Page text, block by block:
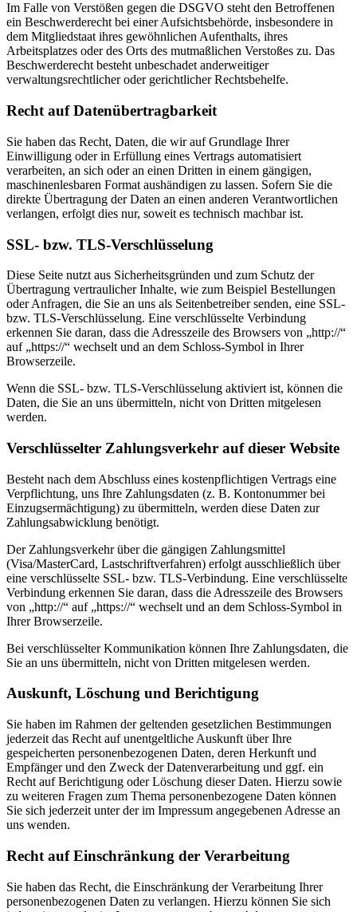
Im Falle von Verstößen gegen die DSGVO steht den Betroffenen
ein Beschwerderecht bei einer Aufsichtsbehörde, insbesondere in
dem Mitgliedstaat ihres gewöhnlichen Aufenthalts, ihres
Arbeitsplatzes oder des Orts des mutmaßlichen Verstoßes zu. Das
Beschwerderecht besteht unbeschadet anderweitiger
verwaltungsrechtlicher oder gerichtlicher Rechtsbehelfe.
Recht auf Datenübertragbarkeit
Sie haben das Recht, Daten, die wir auf Grundlage Ihrer
Einwilligung oder in Erfüllung eines Vertrags automatisiert
verarbeiten, an sich oder an einen Dritten in einem gängigen,
maschinenlesbaren Format aushändigen zu lassen. Sofern Sie die
direkte Übertragung der Daten an einen anderen Verantwortlichen
verlangen, erfolgt dies nur, soweit es technisch machbar ist.
SSL- bzw. TLS-Verschlüsselung
Diese Seite nutzt aus Sicherheitsgründen und zum Schutz der
Übertragung vertraulicher Inhalte, wie zum Beispiel Bestellungen
oder Anfragen, die Sie an uns als Seitenbetreiber senden, eine SSL-
bzw. TLS-Verschlüsselung. Eine verschlüsselte Verbindung
erkennen Sie daran, dass die Adresszeile des Browsers von „http://“
auf „https://“ wechselt und an dem Schloss-Symbol in Ihrer
Browserzeile.
Wenn die SSL- bzw. TLS-Verschlüsselung aktiviert ist, können die
Daten, die Sie an uns übermitteln, nicht von Dritten mitgelesen
werden.
Verschlüsselter Zahlungsverkehr auf dieser Website
Besteht nach dem Abschluss eines kostenpflichtigen Vertrags eine
Verpflichtung, uns Ihre Zahlungsdaten (z. B. Kontonummer bei
Einzugsermächtigung) zu übermitteln, werden diese Daten zur
Zahlungsabwicklung benötigt.
Der Zahlungsverkehr über die gängigen Zahlungsmittel
(Visa/MasterCard, Lastschriftverfahren) erfolgt ausschließlich über
eine verschlüsselte SSL- bzw. TLS-Verbindung. Eine verschlüsselte
Verbindung erkennen Sie daran, dass die Adresszeile des Browsers
von „http://“ auf „https://“ wechselt und an dem Schloss-Symbol in
Ihrer Browserzeile.
Bei verschlüsselter Kommunikation können Ihre Zahlungsdaten, die
Sie an uns übermitteln, nicht von Dritten mitgelesen werden.
Auskunft, Löschung und Berichtigung
Sie haben im Rahmen der geltenden gesetzlichen Bestimmungen
jederzeit das Recht auf unentgeltliche Auskunft über Ihre
gespeicherten personenbezogenen Daten, deren Herkunft und
Empfänger und den Zweck der Datenverarbeitung und ggf. ein
Recht auf Berichtigung oder Löschung dieser Daten. Hierzu sowie
zu weiteren Fragen zum Thema personenbezogene Daten können
Sie sich jederzeit unter der im Impressum angegebenen Adresse an
uns wenden.
Recht auf Einschränkung der Verarbeitung
Sie haben das Recht, die Einschränkung der Verarbeitung Ihrer
personenbezogenen Daten zu verlangen. Hierzu können Sie sich